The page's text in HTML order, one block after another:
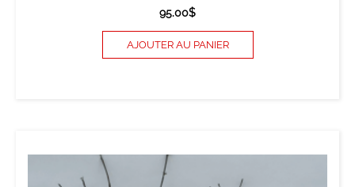
95.00$
AJOUTER AU PANIER